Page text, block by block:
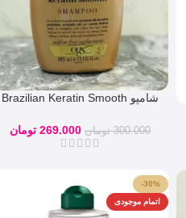
شامپو Brazilian Keratin Smooth
Straightening Brazilian Keratin
Smooth Shampoo
300.000 تومان 269.000 تومان
-30%
اتمام موجودی